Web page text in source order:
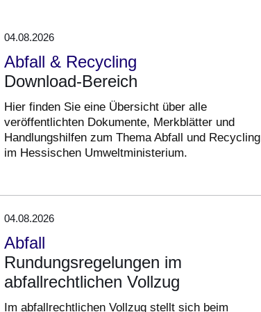
04.08.2026
Abfall & Recycling
Download-Bereich
Hier finden Sie eine Übersicht über alle
veröffentlichten Dokumente, Merkblätter und
Handlungshilfen zum Thema Abfall und Recycling
im Hessischen Umweltministerium.
04.08.2026
Abfall
Rundungsregelungen im
abfallrechtlichen Vollzug
Im abfallrechtlichen Vollzug stellt sich beim